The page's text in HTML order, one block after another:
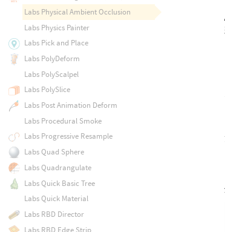
Labs Physical Ambient Occlusion
Labs Physics Painter
Labs Pick and Place
Labs PolyDeform
Labs PolyScalpel
Labs PolySlice
Labs Post Animation Deform
Labs Procedural Smoke
Labs Progressive Resample
Labs Quad Sphere
Labs Quadrangulate
Labs Quick Basic Tree
Labs Quick Material
Labs RBD Director
Labs RBD Edge Strip